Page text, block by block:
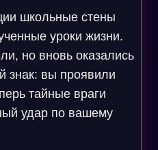
школьные стены
уроки жизни.
но вновь оказались
знак: вы проявили
тайные враги
удар по вашему